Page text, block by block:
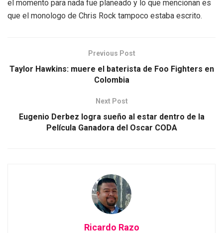
el momento para nada fue planeado y lo que mencionan es
que el monologo de Chris Rock tampoco estaba escrito.
Previous Post
Taylor Hawkins: muere el baterista de Foo Fighters en
Colombia
Next Post
Eugenio Derbez logra sueño al estar dentro de la
Película Ganadora del Oscar CODA
Ricardo Razo